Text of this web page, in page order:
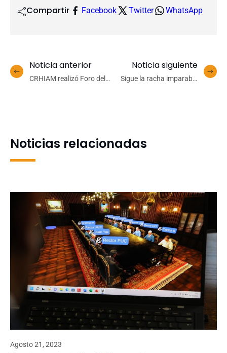
Compartir Facebook Twitter WhatsApp
Noticia anterior
CRHIAM realizó Foro del
Noticia siguiente
Sigue la racha imparable
Noticias relacionadas
Agosto 21, 2023